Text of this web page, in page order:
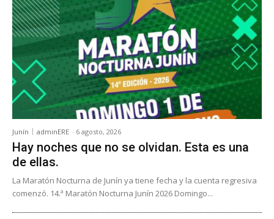
Junín adminERE - 6 agosto, 2026
Hay noches que no se olvidan. Esta es una
de ellas.
La Maratón Nocturna de Junín ya tiene fecha y la cuenta regresiva
comenzó. 14.ª Maratón Nocturna Junín 2026 Domingo...